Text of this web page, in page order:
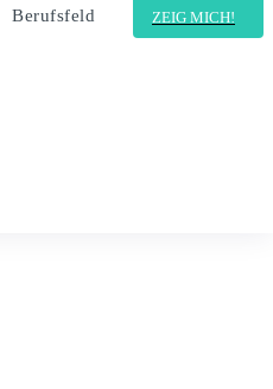
Berufsfeld ZEIG MICH!